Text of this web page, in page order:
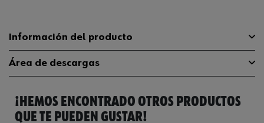
Información del producto
Material Acero de herramientas
Número de piezas 2 Uds
Área de descargas
Catálogo General 1952006540
¡HEMOS ENCONTRADO OTROS PRODUCTOS
QUE TE PUEDEN GUSTAR!